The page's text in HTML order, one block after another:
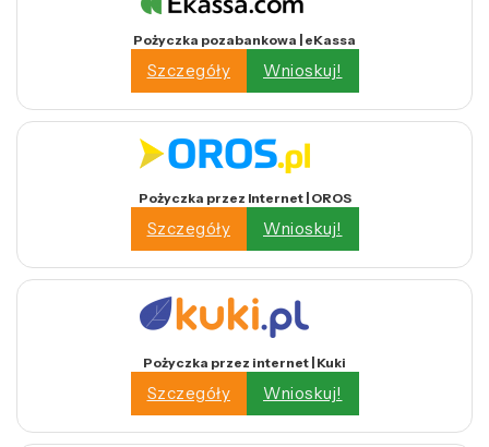
Pożyczka pozabankowa | eKassa
Szczegóły Wnioskuj!
Pożyczka przez Internet | OROS
Szczegóły Wnioskuj!
Pożyczka przez internet | Kuki
Szczegóły Wnioskuj!